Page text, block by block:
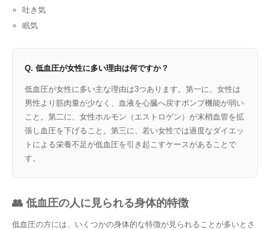
吐き気
眠気
Q. 低血圧が女性に多い理由は何ですか？
低血圧が女性に多い主な理由は3つあります。第一に、女性は
男性より筋肉量が少なく、血液を心臓へ戻すポンプ機能が弱い
こと。第二に、女性ホルモン（エストロゲン）が末梢血管を拡
張し血圧を下げること。第三に、若い女性では過度なダイエッ
トによる栄養不足が低血圧を引き起こすケースがあることで
す。
👥 低血圧の人に見られる身体的特徴
低血圧の方には、いくつかの身体的な特徴が見られることが多いとさ